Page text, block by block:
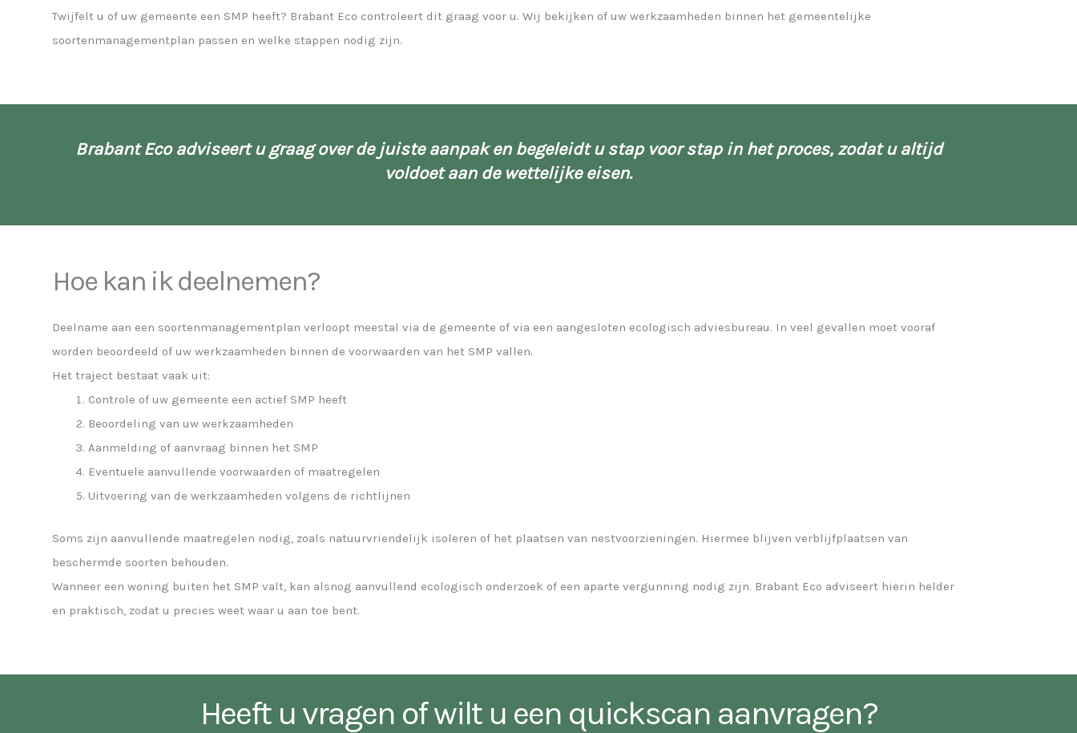
Twijfelt u of uw gemeente een SMP heeft? Brabant Eco controleert dit graag voor u. Wij bekijken of uw werkzaamheden binnen het gemeentelijke
soortenmanagementplan passen en welke stappen nodig zijn.
Brabant Eco adviseert u graag over de juiste aanpak en begeleidt u stap voor stap in het proces, zodat ualtijd
voldoet aan de wettelijke eisen.
Hoe kan ik deelnemen?
Deelname aan een soortenmanagementplan verloopt meestal via de gemeente of via een aangesloten ecologisch adviesbureau. In veel gevallen moet vooraf
worden beoordeeld of uw werkzaamheden binnen de voorwaarden van het SMP vallen.
Het traject bestaat vaak uit:
Controle of uw gemeente een actief SMP heeft
Beoordeling van uw werkzaamheden
Aanmelding of aanvraag binnen het SMP
Eventuele aanvullende voorwaarden of maatregelen
Uitvoering van de werkzaamheden volgens de richtlijnen
Soms zijn aanvullende maatregelen nodig, zoals natuurvriendelijk isoleren of het plaatsen van nestvoorzieningen. Hiermee blijven verblijfplaatsen van
beschermde soorten behouden.
Wanneer een woning buiten het SMP valt, kan alsnog aanvullend ecologisch onderzoek of een aparte vergunning nodig zijn. Brabant Eco adviseert hierin helder
en praktisch, zodat u precies weet waar u aan toe bent.
Heeft u vragen of wilt u een quickscan aanvragen?